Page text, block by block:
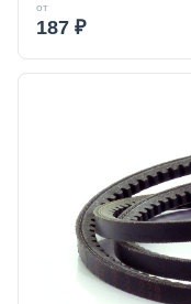
от
187 ₽